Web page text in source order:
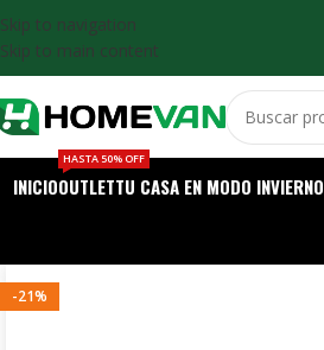
Skip to navigation
Skip to main content
INICIOOUTLET
HASTA 50% OFF
TU CASA EN MODO INVIERNO
-21%